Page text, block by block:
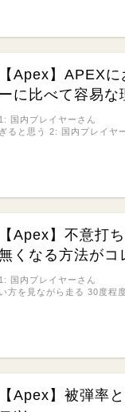
【Apex】APEX
ーに比べて容易な
1: 国内プレイヤーさん
ぎると思う 2: 国内プレイ
【Apex】不意打
くなる方法がコ
1: 国内プレイヤーさん
い方を見ながら走る 30度程
【Apex】被弾率